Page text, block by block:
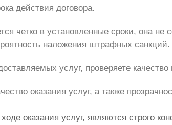
действия договора.
четко в установленные сроки, она
наложения штрафных санкций.
услуг, проверяете
оказания услуг, а также
оказания услуг, являются строго